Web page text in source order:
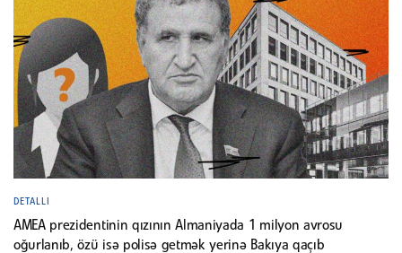
DETALLI
AMEA prezidentinin qızının Almaniyada 1 milyon avrosu
oğurlanıb, özü isə polisə getmək yerinə Bakıya qaçıb